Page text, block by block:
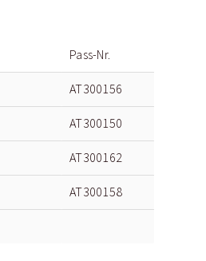
Pass-Nr.
AT300156
AT300150
AT300162
AT300158